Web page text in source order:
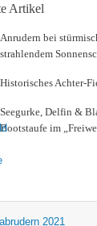
Artikel
Anrudern bei
strahlendem
Historisches Achter-
Seegurke, Delfin &
Bootstaufe im
2021